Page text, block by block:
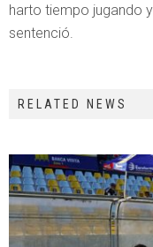
harto tiempo jugando
sentenció.
RELATED NEWS